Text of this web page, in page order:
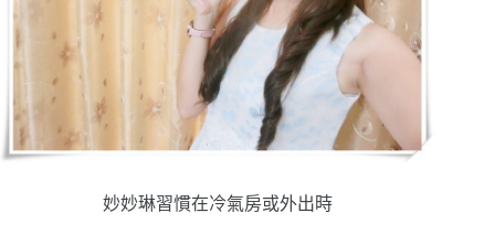
妙妙琳習慣在冷氣房或外出時